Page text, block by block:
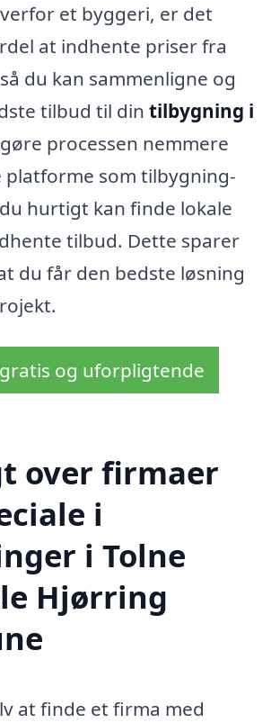
et byggeri, er det
at indhente priser fra
du kan sammenligne og
tilbud til din tilbygning i
processen nemmere
platforme som tilbygning-
hurtigt kan finde lokale
tilbud. Dette sparer
du får den bedste løsning
og uforpligtende
over firmaer
i
i Tolne
Hjørring
at finde et firma med